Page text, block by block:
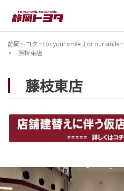
静岡トヨタ ~For your smile ,For our smile.~
藤枝東店
藤枝東店